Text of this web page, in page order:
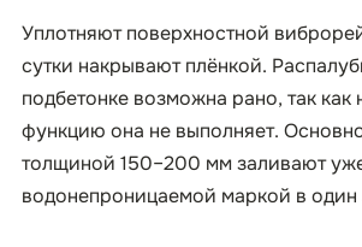
Уплотняют поверхностной
сутки накрывают плёнкой.
подбетонке возможна рано, так
функцию она не выполняет.
толщиной 150–200 мм заливают
водонепроницаемой маркой в один